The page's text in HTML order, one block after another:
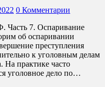
0 Комментарии
Часть 7. Оспаривание
об оспаривании
преступления
к уголовным делам
практике часто
уголовное дело по…